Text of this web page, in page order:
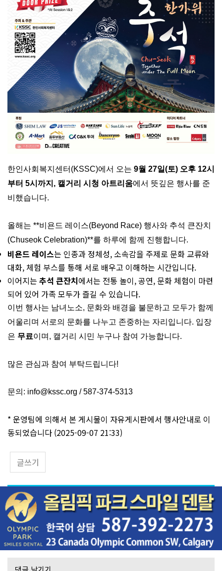
한인사회복지센터(KSSC)에서 오는 9월 27일(토) 오후 12시
부터 5시까지, 캘거리 시청 아트리움에서 뜻깊은 행사를 준
비했습니다.
올해는 **비욘드 레이스(Beyond Race) 행사와 추석 큰잔치
(Chuseok Celebration)**를 하루에 함께 진행합니다.
비욘드 레이스는 인종과 정체성, 소속감을 주제로 문화 교류와
대화, 체험 부스를 통해 서로 배우고 이해하는 시간입니다.
이어지는 추석 큰잔치에서는 전통 놀이, 공연, 문화 체험이 마련
되어 있어 가족 모두가 즐길 수 있습니다.
이번 행사는 남녀노소, 문화와 배경을 불문하고 모두가 함께
어울리며 서로의 문화를 나누고 존중하는 자리입니다. 입장
은 무료이며, 캘거리 시민 누구나 참여 가능합니다.
많은 관심과 참여 부탁드립니다!
문의: info@kssc.org / 587-374-5313
* 운영팀에 의해서 본 게시물이 자유게시판에서 행사안내로 이
동되었습니다 (2025-09-07 21:33)
글쓰기